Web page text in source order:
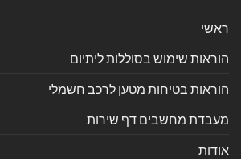
ראשי
הוראות שימוש בסוללות ליתיום
הוראות בטיחות מטען לרכב חשמלי
מעבדת מחשבים דף שירות
אודות